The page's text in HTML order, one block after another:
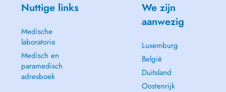
Nuttige links
Medische
laboratoria
Medisch en
paramedisch
adresboek
We zijn
aanwezig
Luxemburg
België
Duitsland
Oostenrijk